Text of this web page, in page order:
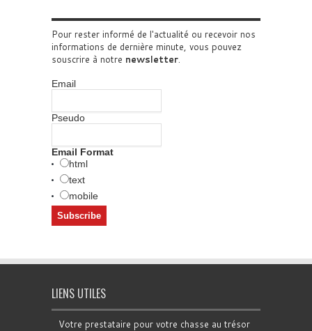
Pour rester informé de l'actualité ou recevoir nos
informations de dernière minute, vous pouvez
souscrire à notre newsletter.
Email
Pseudo
Email Format
html
text
mobile
LIENS UTILES
Votre prestataire pour votre chasse au trésor